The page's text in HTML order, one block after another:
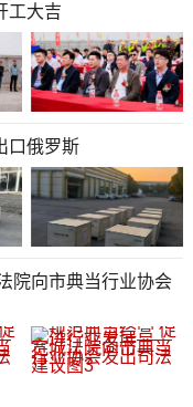
工大吉
口俄罗斯
院向市典当行业协会